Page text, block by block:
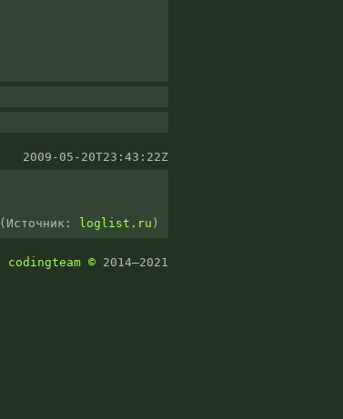
2009-05-20T23:43:22Z
(Источник:
loglist.ru )
codingteam©2014–2021